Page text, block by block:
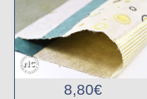
8,80€